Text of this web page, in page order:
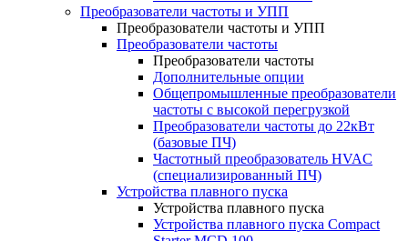
Преобразователи частоты и УПП
Преобразователи частоты и УПП
Преобразователи частоты
Преобразователи частоты
Дополнительные опции
Общепромышленные преобразователи
частоты с высокой перегрузкой
Преобразователи частоты до 22кВт
(базовые ПЧ)
Частотный преобразователь HVAC
(специализированный ПЧ)
Устройства плавного пуска
Устройства плавного пуска
Устройства плавного пуска Compact